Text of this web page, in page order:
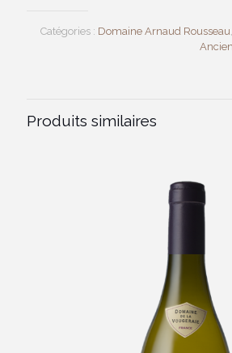
Catégories : Domaine Arnaud Rousseau,
Produits similaires